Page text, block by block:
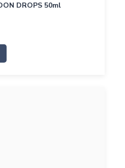
DROPS 50ml